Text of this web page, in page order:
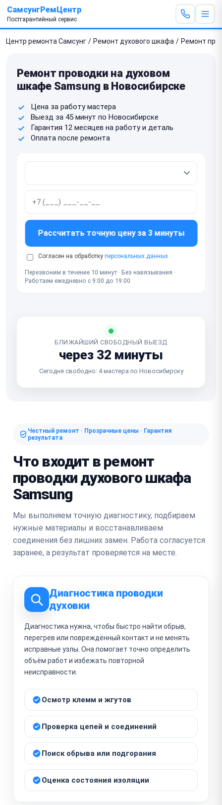
СамсунгРемЦентр
Постгарантийный сервис
Центр ремонта Самсунг / Ремонт духового шкафа / Ремонт
Ремонт проводки на духовом
шкафе Samsung в Новосибирске
Цена за работу мастера
Выезд за 45 минут по Новосибирске
Гарантия 12 месяцев на работу и деталь
Оплата после ремонта
Рассчитать точную цену за 3 минуты
Согласен на обработку персональных данных
Перезвоним в течение 10 минут · Без навязывания ·
Работаем ежедневно с 9:00 до 19:00
БЛИЖАЙШИЙ СВОБОДНЫЙ ВЫЕЗД
через 32 минуты
Сегодня свободно: 4 мастера по Новосибирску
Честный ремонт · Прозрачные цены · Гарантия
результата
Что входит в ремонт
проводки духового шкафа
Samsung
Мы выполняем точную диагностику, подбираем
нужные материалы и восстанавливаем
соединения без лишних замен. Работа согласуется
заранее, а результат проверяется на месте.
Диагностика проводки
духовки
Диагностика нужна, чтобы быстро найти обрыв,
перегрев или повреждённый контакт и не менять
исправные узлы. Она помогает точно определить
объём работ и избежать повторной
неисправности.
Осмотр клемм и жгутов
Проверка цепей и соединений
Поиск обрыва или подгорания
Оценка состояния изоляции